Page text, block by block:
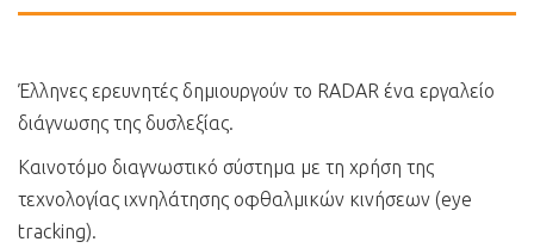
Έλληνες ερευνητές δημιουργούν το RADAR ένα εργαλείο
διάγνωσης της δυσλεξίας.
Καινοτόμο διαγνωστικό σύστημα με τη χρήση της
τεχνολογίας ιχνηλάτησης οφθαλμικών κινήσεων (eye
tracking).